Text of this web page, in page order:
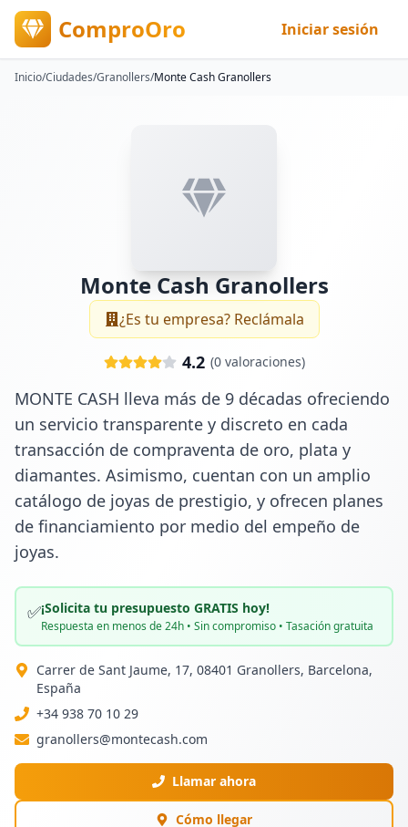
ComproOro Iniciar sesión
Inicio/Ciudades/Granollers/Monte Cash Granollers
Monte Cash Granollers
¿Es tu empresa? Reclámala
4.2 (0valoraciones)
MONTE CASH lleva más de 9 décadas ofreciendo
un servicio transparente y discreto en cada
transacción de compraventa de oro, plata y
diamantes. Asimismo, cuentan con un amplio
catálogo de joyas de prestigio, y ofrecen planes
de financiamiento por medio del empeño de
joyas.
✅¡Solicita tu presupuesto GRATIS hoy!
Respuesta en menos de 24h • Sin compromiso • Tasación gratuita
Carrer de Sant Jaume, 17, 08401 Granollers, Barcelona,
España
+34 938 70 10 29
granollers@montecash.com
Llamar ahora
Cómo llegar